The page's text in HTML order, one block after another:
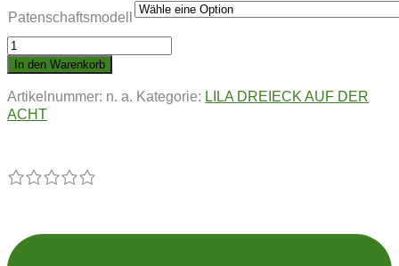
Patenschaftsmodell
LILA
DREIECK
DER
ACHT
Summsebrumm
Menge
In den Warenkorb
Artikelnummer: n. a. Kategorie: LILA DREIECK AUF DER
ACHT